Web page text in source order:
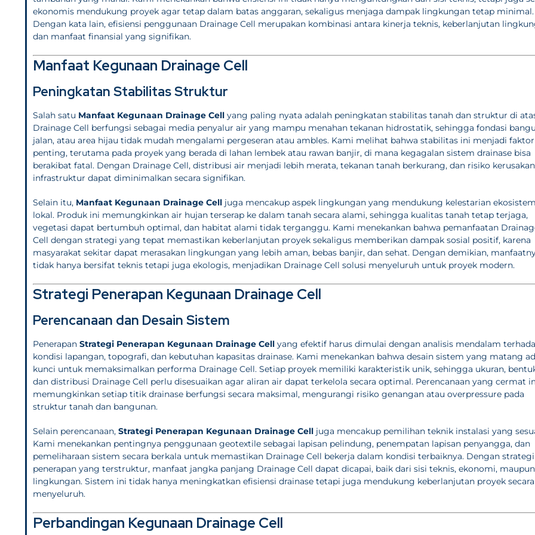
ekonomis mendukung proyek agar tetap dalam batas anggaran, sekaligus menjaga dampak lingkungan tetap minimal.
Dengan kata lain, efisiensi penggunaan Drainage Cell merupakan kombinasi antara kinerja teknis, keberlanjutan
dan manfaat finansial yang signifikan.
Manfaat Kegunaan Drainage Cell
Peningkatan Stabilitas Struktur
Salah satu Manfaat Kegunaan Drainage Cell yang paling nyata adalah peningkatan stabilitas tanah dan struktur di
Drainage Cell berfungsi sebagai media penyalur air yang mampu menahan tekanan hidrostatik, sehingga fondasi
jalan, atau area hijau tidak mudah mengalami pergeseran atau ambles. Kami melihat bahwa stabilitas ini menjadi faktor
penting, terutama pada proyek yang berada di lahan lembek atau rawan banjir, di mana kegagalan sistem drainase bisa
berakibat fatal. Dengan Drainage Cell, distribusi air menjadi lebih merata, tekanan tanah berkurang, dan risiko kerusakan
infrastruktur dapat diminimalkan secara signifikan.
Selain itu, Manfaat Kegunaan Drainage Cell juga mencakup aspek lingkungan yang mendukung kelestarian ekosistem
lokal. Produk ini memungkinkan air hujan terserap ke dalam tanah secara alami, sehingga kualitas tanah tetap terjaga,
vegetasi dapat bertumbuh optimal, dan habitat alami tidak terganggu. Kami menekankan bahwa pemanfaatan
Cell dengan strategi yang tepat memastikan keberlanjutan proyek sekaligus memberikan dampak sosial positif, karena
masyarakat sekitar dapat merasakan lingkungan yang lebih aman, bebas banjir, dan sehat. Dengan demikian,
tidak hanya bersifat teknis tetapi juga ekologis, menjadikan Drainage Cell solusi menyeluruh untuk proyek modern.
Strategi Penerapan Kegunaan Drainage Cell
Perencanaan dan Desain Sistem
Penerapan Strategi Penerapan Kegunaan Drainage Cell yang efektif harus dimulai dengan analisis mendalam
kondisi lapangan, topografi, dan kebutuhan kapasitas drainase. Kami menekankan bahwa desain sistem yang matang
kunci untuk memaksimalkan performa Drainage Cell. Setiap proyek memiliki karakteristik unik, sehingga ukuran,
dan distribusi Drainage Cell perlu disesuaikan agar aliran air dapat terkelola secara optimal. Perencanaan yang cermat
memungkinkan setiap titik drainase berfungsi secara maksimal, mengurangi risiko genangan atau overpressure pada
struktur tanah dan bangunan.
Selain perencanaan, Strategi Penerapan Kegunaan Drainage Cell juga mencakup pemilihan teknik instalasi yang
Kami menekankan pentingnya penggunaan geotextile sebagai lapisan pelindung, penempatan lapisan penyangga, dan
pemeliharaan sistem secara berkala untuk memastikan Drainage Cell bekerja dalam kondisi terbaiknya. Dengan strategi
penerapan yang terstruktur, manfaat jangka panjang Drainage Cell dapat dicapai, baik dari sisi teknis, ekonomi, maupun
lingkungan. Sistem ini tidak hanya meningkatkan efisiensi drainase tetapi juga mendukung keberlanjutan proyek secara
menyeluruh.
Perbandingan Kegunaan Drainage Cell